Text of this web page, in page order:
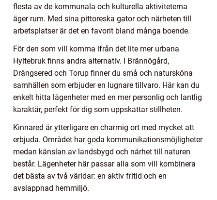
flesta av de kommunala och kulturella aktiviteterna
äger rum. Med sina pittoreska gator och närheten till
arbetsplatser är det en favorit bland många boende.
För den som vill komma ifrån det lite mer urbana
Hyltebruk finns andra alternativ. I Brännögård,
Drängsered och Torup finner du små och natursköna
samhällen som erbjuder en lugnare tillvaro. Här kan du
enkelt hitta lägenheter med en mer personlig och lantlig
karaktär, perfekt för dig som uppskattar stillheten.
Kinnared är ytterligare en charmig ort med mycket att
erbjuda. Området har goda kommunikationsmöjligheter
medan känslan av landsbygd och närhet till naturen
består. Lägenheter här passar alla som vill kombinera
det bästa av två världar: en aktiv fritid och en
avslappnad hemmiljö.